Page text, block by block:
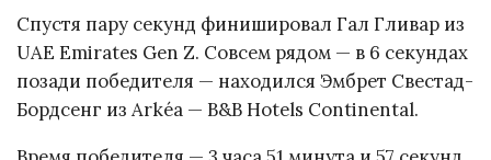
Спустя пару секунд финишировал Гал Гливар из
UAE Emirates Gen Z. Совсем рядом — в 6 секундах
позади победителя — находился Эмбрет Свестад-
Бордсенг из Arkéa — B&B Hotels Continental.